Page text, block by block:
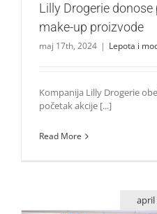
Lilly Drogerie
make-up proizvode
maj 17th, 2024 | Lepota i
Kompanija Lilly Drogerie
početak akcije [...]
Read More
april